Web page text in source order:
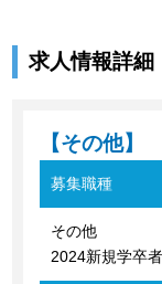
求人情報詳細
【その他】
募集職種
その他
2024新規学卒者